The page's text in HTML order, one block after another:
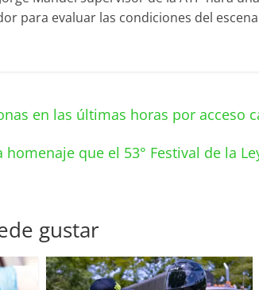
para evaluar las condiciones del
en las últimas horas por acceso
homenaje que el 53° Festival de la
gustar